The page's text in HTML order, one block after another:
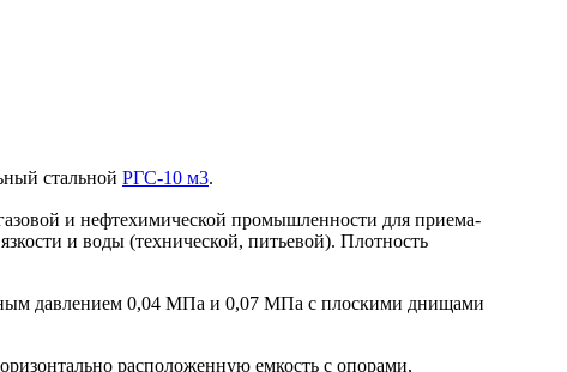
стальной РГС-10 м3.
и нефтехимической промышленности для приема-
и воды (технической, питьевой). Плотность
давлением 0,04 МПа и 0,07 МПа с плоскими днищами
расположенную емкость с опорами,